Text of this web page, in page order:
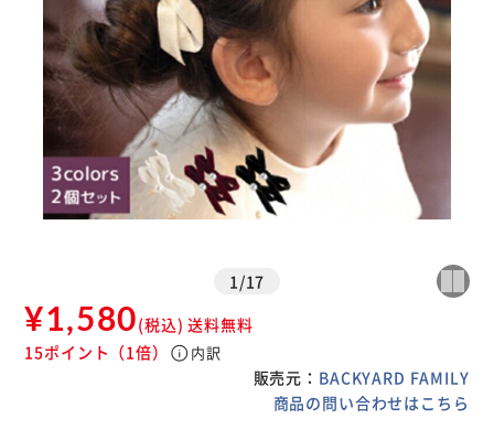
1 /17
¥1,580(税込) 送料無料
15ポイント （1倍） info内訳
販売元： BACKYARD FAMILY
商品の問い合わせはこちら